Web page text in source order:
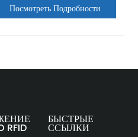
Посмотреть Подробности
RFID
БЫСТРЫЕ
ССЫЛКИ